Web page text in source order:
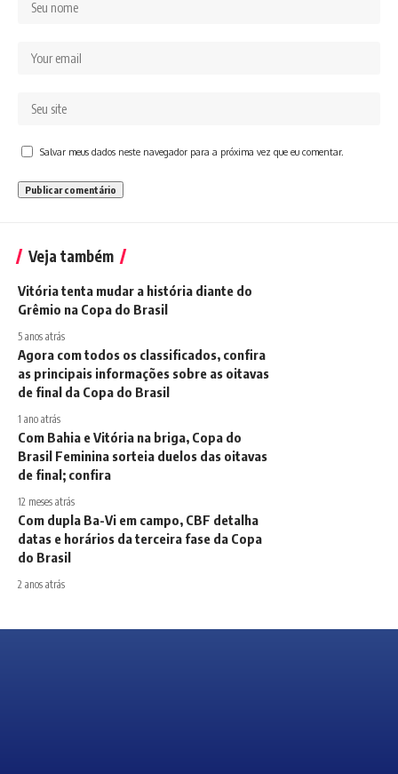
Salvar meus dados neste navegador para a próxima vez que eu comentar.
Veja também
Vitória tenta mudar a história diante do
Grêmio na Copa do Brasil
5 anos atrás
Agora com todos os classificados, confira
as principais informações sobre as oitavas
de final da Copa do Brasil
1 ano atrás
Com Bahia e Vitória na briga, Copa do
Brasil Feminina sorteia duelos das oitavas
de final; confira
12 meses atrás
Com dupla Ba-Vi em campo, CBF detalha
datas e horários da terceira fase da Copa
do Brasil
2 anos atrás